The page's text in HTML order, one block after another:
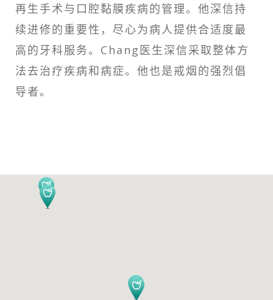
再生手术与口腔黏膜疾病的管理。他深信持
续进修的重要性，尽心为病人提供合适度最
高的牙科服务。Chang医生深信采取整体方
法去治疗疾病和病症。他也是戒烟的强烈倡
导者。